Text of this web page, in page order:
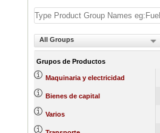
All Groups
Grupos de Productos
Maquinaria y electricidad
Bienes de capital
Varios